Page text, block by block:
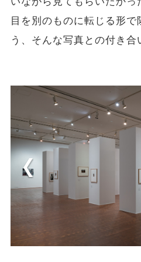
目を別のものに転じる形で
う、そんな写真との付き合